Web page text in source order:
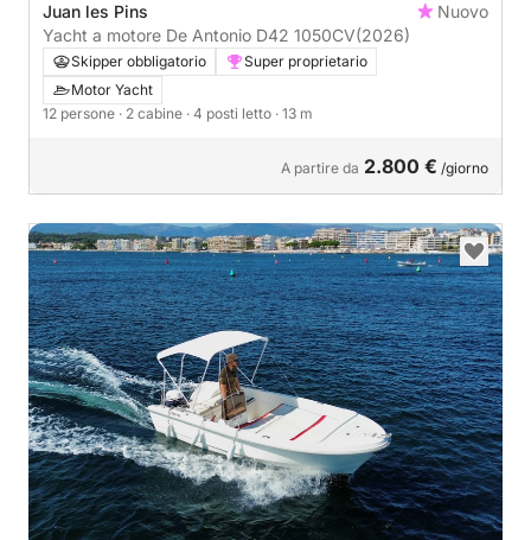
Juan les Pins
Nuovo
Yacht a motore De Antonio D42 1050CV(2026)
Skipper obbligatorio
Super proprietario
Motor Yacht
12 persone · 2 cabine · 4 posti letto · 13 m
A partire da 2.800 € /giorno